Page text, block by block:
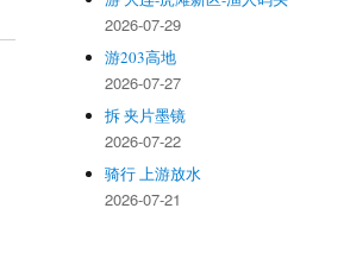
2026-07-29
游203高地
2026-07-27
拆 夹片墨镜
2026-07-22
骑行 上游放水
2026-07-21